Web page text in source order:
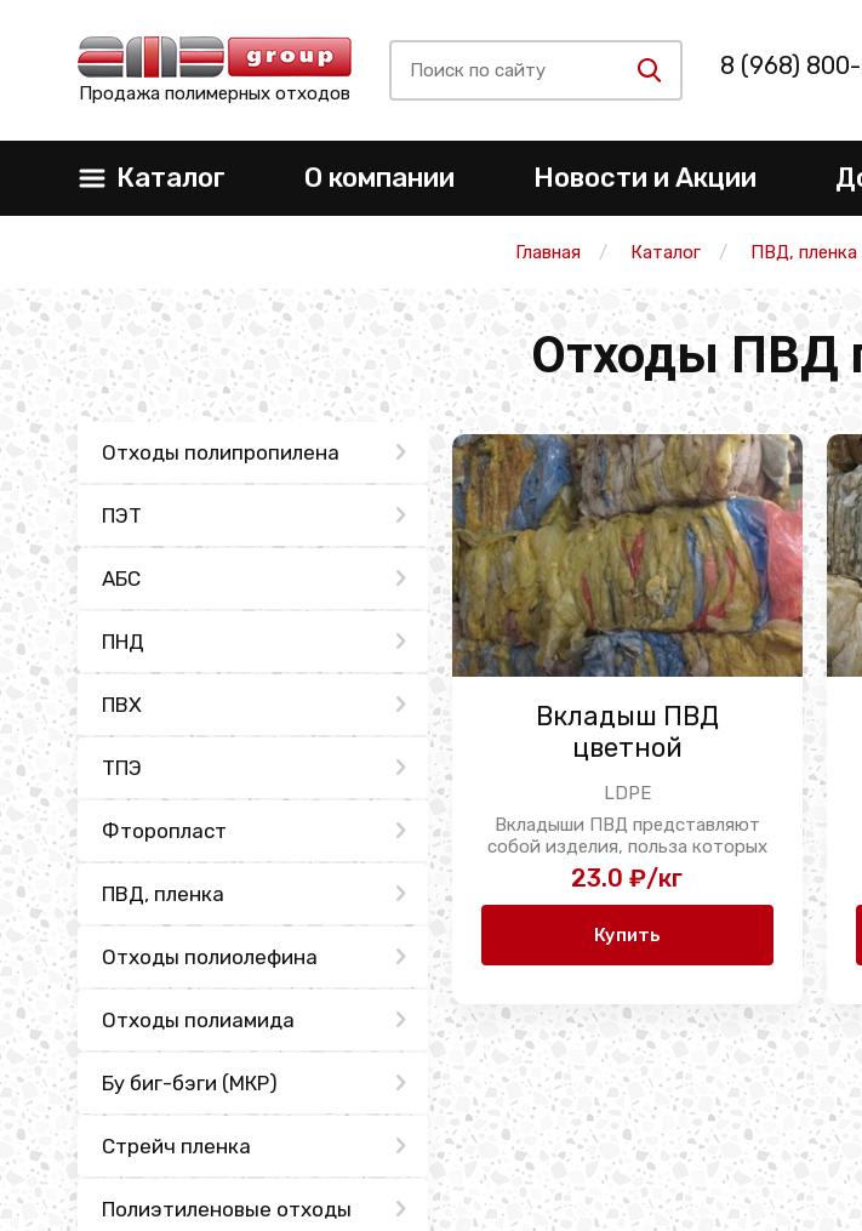
Продажа полимерных отходов
8 (968)
Каталог О компании Новости и Акции
Главная Каталог ПВД, пленка
Отходы ПВД
Отходы полипропилена
ПЭТ
АБС
ПНД
ПВХ
ТПЭ
Фторопласт
ПВД, пленка
Отходы полиолефина
Отходы полиамида
Бу биг-бэги (МКР)
Стрейч пленка
Полиэтиленовые отходы
Вкладыш ПВД
цветной
LDPE
Вкладыши ПВД представляют
собой изделия, польза которых
ощутима в ...
23.0 ₽/кг
Купить